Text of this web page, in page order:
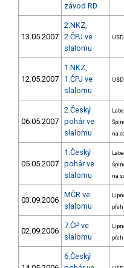
závod RD
13.05.2007
2.NKZ,
2.ČPJ ve
slalomu
12.05.2007
1.NKZ,
1.ČPJ ve
slalomu
06.05.2007
2.Český
pohár ve
slalomu
na
05.05.2007
1.Český
pohár ve
slalomu
na
03.09.2006
MČR ve
slalomu
02.09.2006
7.ČP ve
slalomu
6.Český